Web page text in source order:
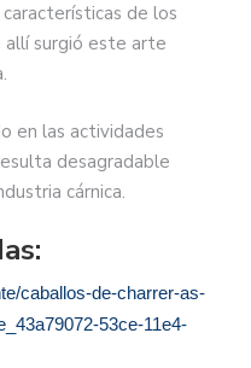
de los
allí surgió este arte
en las actividades
desagradable
cárnica.
caballos-de-charrer-as-
53ce-11e4-